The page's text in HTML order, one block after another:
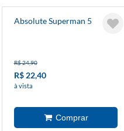
Absolute Superman 5
R$ 24,90
R$ 22,40
à vista